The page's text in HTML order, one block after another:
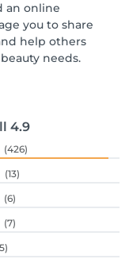
an online
you to share
help others
needs.
4.9
(426)
(13)
(6)
(7)